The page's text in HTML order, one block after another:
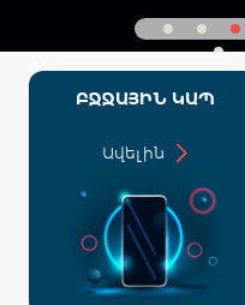
ԲՋՋԱՅԻՆ ԿԱՊ
Ավելին